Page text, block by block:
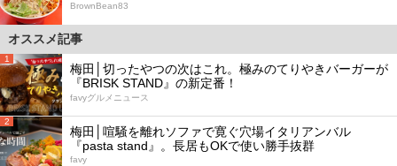
BrownBean83
オススメ記事
1
梅田│切ったやつの次はこれ。極みのてりやきバーガーが
『BRISK STAND』の新定番！
favyグルメニュース
2
梅田│喧騒を離れソファで寛ぐ穴場イタリアンバル
『pasta stand』。長居もOKで使い勝手抜群
favy